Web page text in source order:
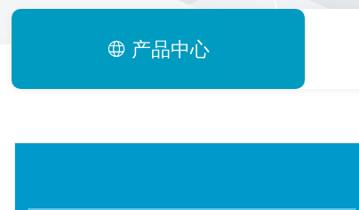
产品中心